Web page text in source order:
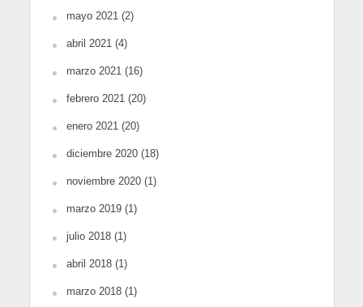
mayo 2021 (2)
abril 2021 (4)
marzo 2021 (16)
febrero 2021 (20)
enero 2021 (20)
diciembre 2020(18)
noviembre 2020(1)
marzo 2019(1)
julio 2018(1)
abril 2018(1)
marzo 2018(1)